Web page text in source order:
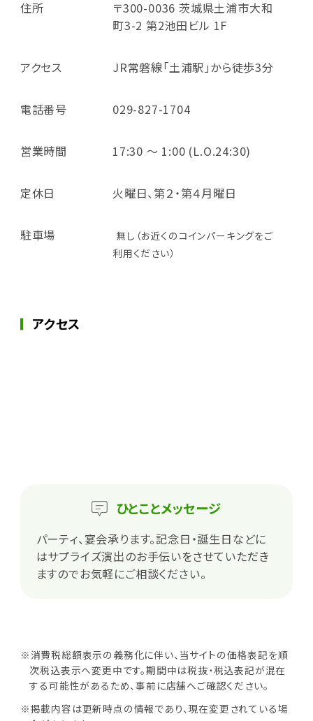
住所
〒300-0036 茨城県土浦市大和
町3-2 第2池田ビル 1F
アクセス JR常磐線「土浦駅」から徒歩3分
電話番号 029-827-1704
営業時間 17:30 ～ 1:00 (L.O.24:30)
定休日 火曜日、第２・第４月曜日
駐車場
無し（お近くのコインパーキングをご
利用ください）
アクセス
ひとことメッセージ
パーティ、宴会承ります。記念日・誕生日などに
はサプライズ演出のお手伝いをさせていただき
ますのでお気軽にご相談ください。
※消費税総額表示の義務化に伴い、当サイトの価格表記を順
次税込表示へ変更中です。期間中は税抜・税込表記が混在
する可能性があるため、事前に店舗へご確認ください。
※掲載内容は更新時点の情報であり、現在変更されている場